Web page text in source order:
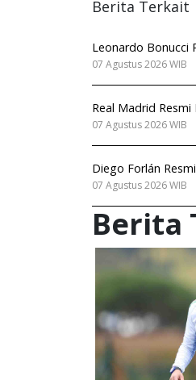
Berita Terkait
Leonardo Bonucci
07 Agustus 2026 WIB
Real Madrid
07 Agustus 2026 WIB
Diego Forlán
07 Agustus 2026 WIB
Berita